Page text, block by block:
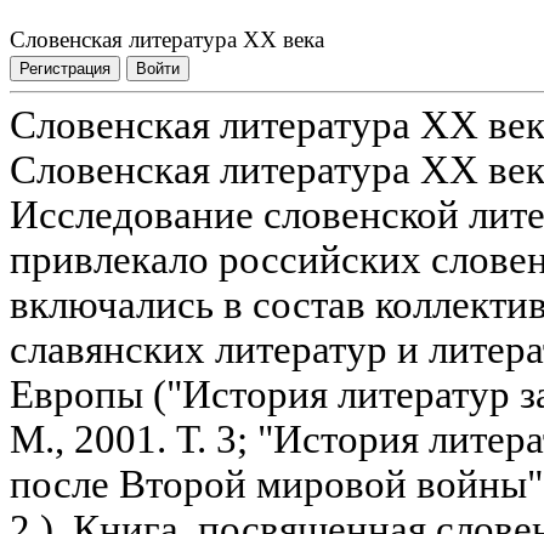
Словенская литература XX века
Регистрация Войти
Словенская литература XX
Словенская литература XX
Исследование словенской
привлекало российских
включались в состав
славянских литератур и
Европы ("История литератур
М., 2001. Т. 3; "История
после Второй мировой